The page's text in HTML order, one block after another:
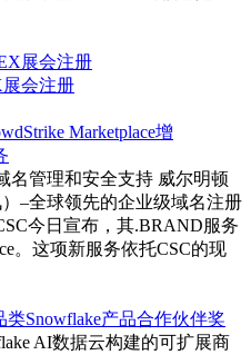
会注册
Marketplace增
名管理和安全支持 威尔明顿
–全球领先的企业级域名注册
今日宣布，其.BRAND服务
。这项新服务依托CSC的现
Snowflake产品合作伙伴奖
AI数据云构建的可扩展商